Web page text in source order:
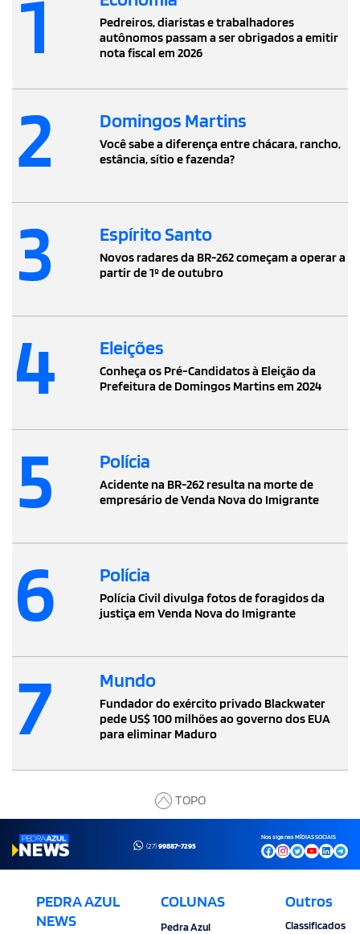
1
Pedreiros, diaristas e trabalhadores
autônomos passam a ser obrigados a emitir
nota fiscal em 2026
2 Domingos Martins
Você sabe a diferença entre chácara, rancho,
estância, sítio e fazenda?
3 Espírito Santo
Novos radares da BR-262 começam a operar a
partir de 1º de outubro
4 Eleições
Conheça os Pré-Candidatos à Eleição da
Prefeitura de Domingos Martins em 2024
5 Polícia
Acidente na BR-262 resulta na morte de
empresário de Venda Nova do Imigrante
6 Polícia
Polícia Civil divulga fotos de foragidos da
justiça em Venda Nova do Imigrante
7 Mundo
Fundador do exército privado Blackwater
pede US$ 100 milhões ao governo dos EUA
para eliminar Maduro
TOPO
(27)99887-7295
Nos siga nas MÍDIAS SOCIAIS
PEDRA AZUL
NEWS
COLUNAS
Pedra Azul
Outros
Classificados